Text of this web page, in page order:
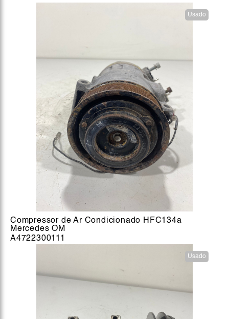
Usado
Compressor de Ar Condicionado HFC134a
Mercedes OM
A4722300111
Usado